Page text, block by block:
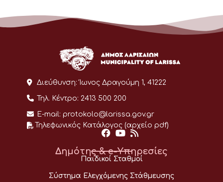
Διεύθυνση: Ίωνος Δραγούμη 1, 41222
Τηλ. Κέντρο: 2413 500 200
E-mail: protokolo@larissa.gov.gr
Τηλεφωνικός Κατάλογος (αρχείο pdf)
Δημότης & e-Υπηρεσίες
Παιδικοί Σταθμοί
Σύστημα Ελεγχόμενης Στάθμευσης